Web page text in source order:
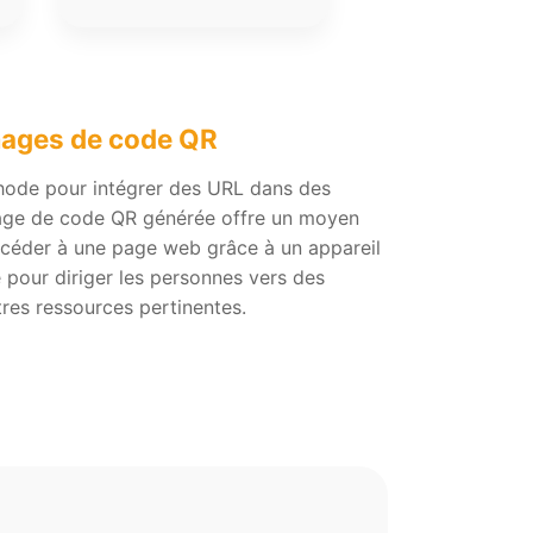
de code QR
pour intégrer des URL dans des
de code QR générée offre un moyen
à une page web grâce à un appareil
diriger les personnes vers des
ressources pertinentes.